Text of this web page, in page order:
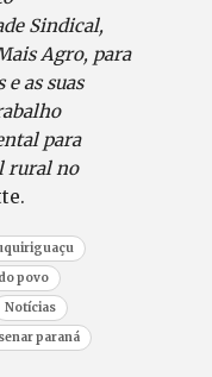
Sindical,
Agro, para
as suas
para
rural no
povo
Notícias
senar paraná